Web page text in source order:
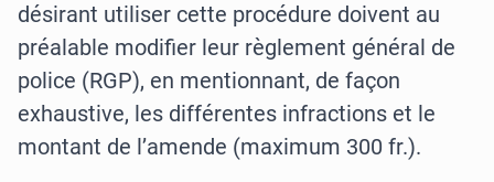
désirant utiliser cette procédure doivent au
préalable modifier leur règlement général de
police (RGP), en mentionnant, de façon
exhaustive, les différentes infractions et le
montant de l’amende (maximum 300 fr.).